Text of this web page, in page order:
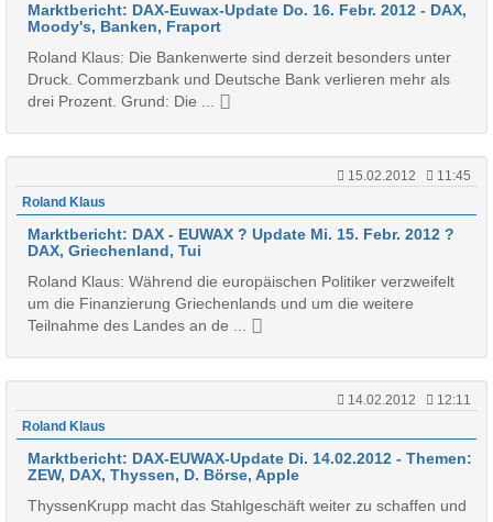
Marktbericht: DAX-Euwax-Update Do. 16. Febr. 2012 - DAX,
Moody's, Banken, Fraport
Roland Klaus: Die Bankenwerte sind derzeit besonders unter
Druck. Commerzbank und Deutsche Bank verlieren mehr als
drei Prozent. Grund: Die ...
15.02.2012
11:45
Roland Klaus
Marktbericht: DAX - EUWAX ? Update Mi. 15. Febr. 2012 ?
DAX, Griechenland, Tui
Roland Klaus: Während die europäischen Politiker verzweifelt
um die Finanzierung Griechenlands und um die weitere
Teilnahme des Landes an de ...
14.02.2012
12:11
Roland Klaus
Marktbericht: DAX-EUWAX-Update Di. 14.02.2012 - Themen:
ZEW, DAX, Thyssen, D. Börse, Apple
ThyssenKrupp macht das Stahlgeschäft weiter zu schaffen und